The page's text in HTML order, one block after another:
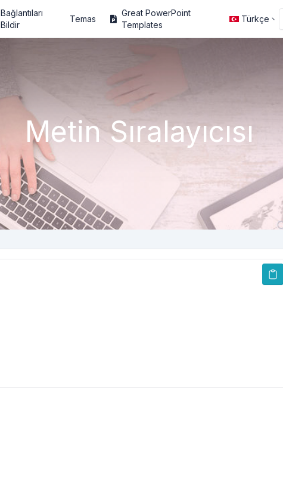
Bağlantıları
Bildir
Temas
Great PowerPoint
Templates
Türkçe
Metin Sıralayıcısı